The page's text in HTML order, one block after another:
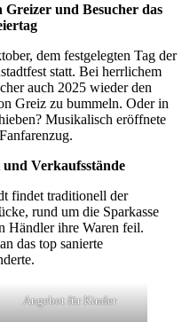
und Besucher das
dem festgelegten Tag der
statt. Bei herrlichem
auch 2025 wieder den
Greiz zu bummeln. Oder in
Musikalisch eröffnete
Verkaufsstände
findet traditionell der
rund um die Sparkasse
Händler ihre Waren feil.
das top sanierte
Angebot für Kinder